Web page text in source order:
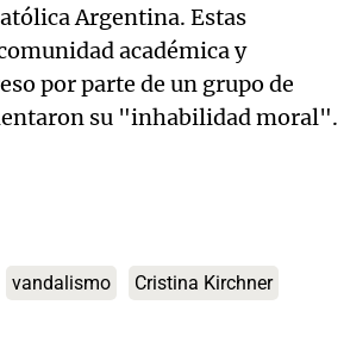
Argentina. Estas
académica y
por parte de un grupo de
su "inhabilidad moral".
vandalismo Cristina Kirchner